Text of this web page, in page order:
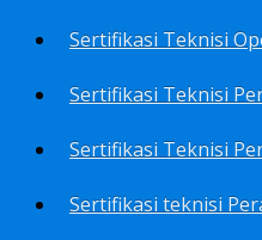
Sertifikasi Teknisi
Sertifikasi Teknisi